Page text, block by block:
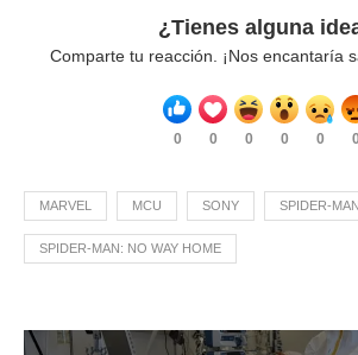
¿Tienes alguna
Comparte tu reacción. ¡Nos encantaría
0 0 0 0 0 0
MARVEL MCU SONY SPIDER-MAN
SPIDER-MAN: NO WAY HOME